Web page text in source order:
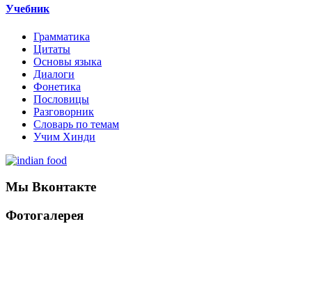
Учебник
Грамматика
Цитаты
Основы языка
Диалоги
Фонетика
Пословицы
Разговорник
Словарь по темам
Учим Хинди
Мы Вконтакте
Фотогалерея